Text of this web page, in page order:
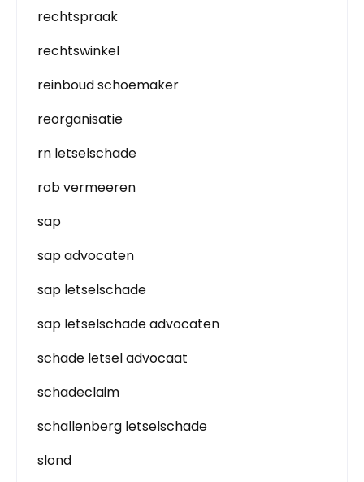
rechtspraak
rechtswinkel
reinboud schoemaker
reorganisatie
rn letselschade
rob vermeeren
sap
sap advocaten
sap letselschade
sap letselschade advocaten
schade letsel advocaat
schadeclaim
schallenberg letselschade
slond